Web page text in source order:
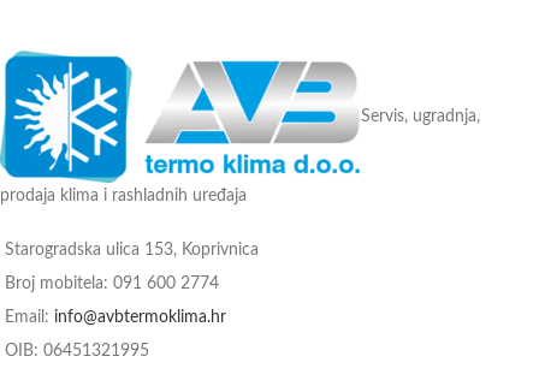
Servis, ugradnja,
prodaja klima i rashladnih uređaja
Starogradska ulica 153, Koprivnica
Broj mobitela: 091 600 2774
Email: info@avbtermoklima.hr
OIB: 06451321995